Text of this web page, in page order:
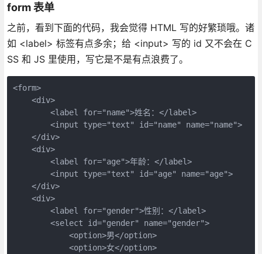
form 表单
之前，看到下面的代码，我会觉得 HTML 写的好繁琐哦。诸
如 <label> 标签有点多余；给 <input> 写的 id 又不会在 C
SS 和 JS 里使用，写它是不是有点浪费了。
<form>
    <div>
        <label for="name">姓名：</label>
        <input type="text" id="name" name="name">
    </div>
    <div>
        <label for="age">年龄：</label>
        <input type="text" id="age" name="age">
    </div>
    <div>
        <label for="gender">性别：</label>
        <select id="gender" name="gender">
            <option>男</option>
            <option>女</option>